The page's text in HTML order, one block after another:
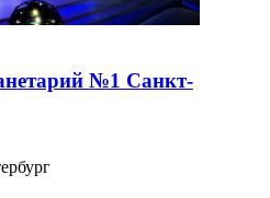
№1 Санкт-